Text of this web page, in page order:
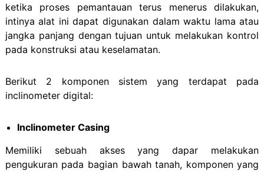
ketika proses pemantauan terus menerus dilakukan,
intinya alat ini dapat digunakan dalam waktu lama atau
jangka panjang dengan tujuan untuk melakukan kontrol
pada konstruksi atau keselamatan.
Berikut 2 komponen sistem yang terdapat pada
inclinometer digital:
Inclinometer Casing
Memiliki sebuah akses yang dapar melakukan
pengukuran pada bagian bawah tanah, komponen yang